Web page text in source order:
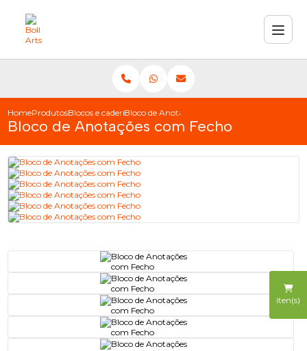
iten(s)
HomeProdutosBlocos e cadernetasBloco de Anotações com Fecho
Bloco de Anotações com Fecho